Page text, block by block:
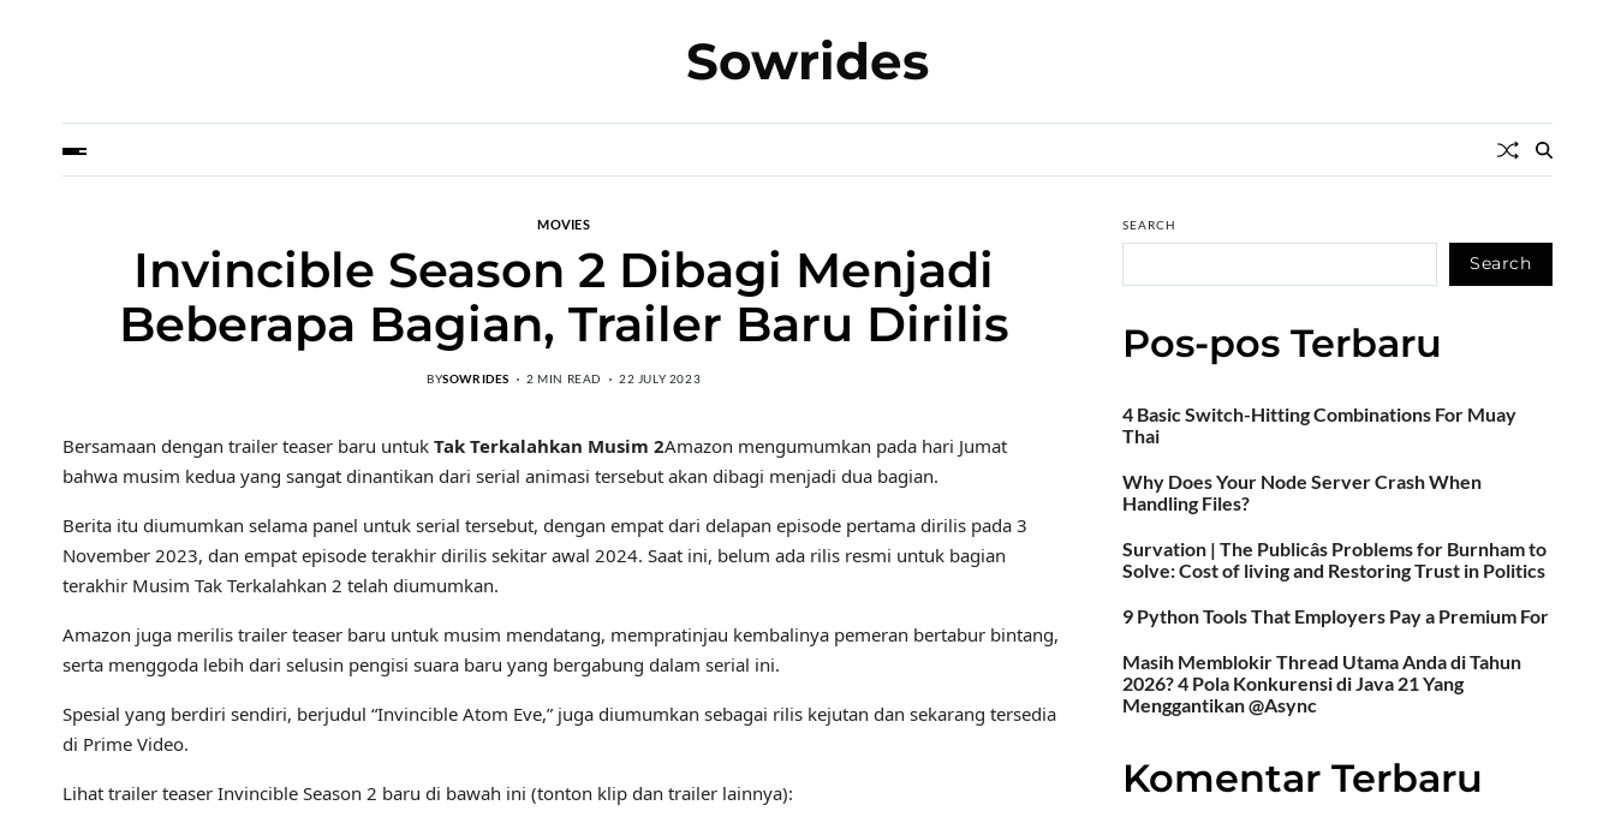
Sowrides
MOVIES
Invincible Season 2 Dibagi Menjadi
Beberapa Bagian, Trailer Baru Dirilis
BYSOWRIDES 2 MIN READ 22 JULY 2023
Bersamaan dengan trailer teaser baru untuk Tak Terkalahkan Musim 2Amazon mengumumkan pada hari Jumat
bahwa musim kedua yang sangat dinantikan dari serial animasi tersebut akan dibagi menjadi dua bagian.
Berita itu diumumkan selama panel untuk serial tersebut, dengan empat dari delapan episode pertama dirilis pada 3
November 2023, dan empat episode terakhir dirilis sekitar awal 2024. Saat ini, belum ada rilis resmi untuk bagian
terakhir Musim Tak Terkalahkan 2 telah diumumkan.
Amazon juga merilis trailer teaser baru untuk musim mendatang, mempratinjau kembalinya pemeran bertabur bintang,
serta menggoda lebih dari selusin pengisi suara baru yang bergabung dalam serial ini.
Spesial yang berdiri sendiri, berjudul “Invincible Atom Eve,” juga diumumkan sebagai rilis kejutan dan sekarang tersedia
di Prime Video.
Lihat trailer teaser Invincible Season 2 baru di bawah ini (tonton klip dan trailer lainnya):
SEARCH
Search
Pos-pos Terbaru
4 Basic Switch-Hitting Combinations For Muay
Thai
Why Does Your Node Server Crash When
Handling Files?
Survation | The Publicâs Problems for Burnham to
Solve: Cost of living and Restoring Trust in Politics
9 Python Tools That Employers Pay a Premium For
Masih Memblokir Thread Utama Anda di Tahun
2026? 4 Pola Konkurensi di Java 21 Yang
Menggantikan @Async
Komentar Terbaru